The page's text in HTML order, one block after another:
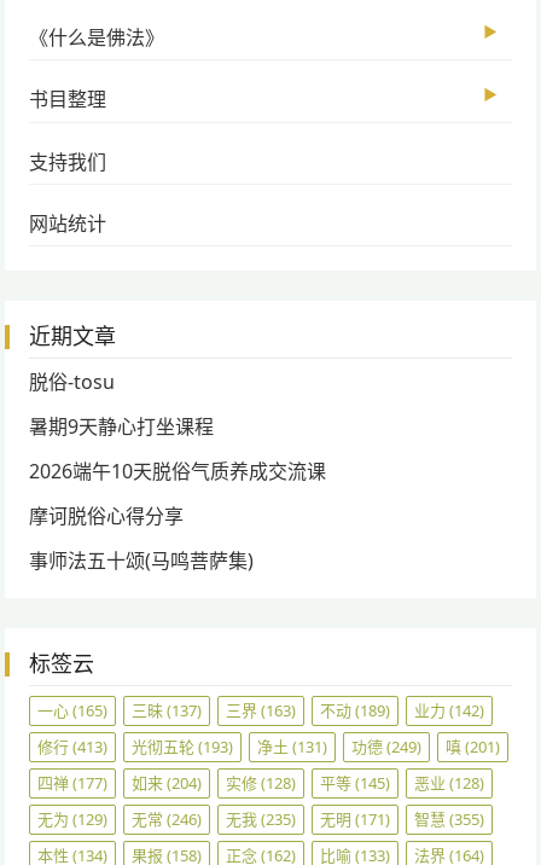
《什么是佛法》 ▶
书目整理 ▶
支持我们
网站统计
近期文章
脱俗-tosu
暑期9天静心打坐课程
2026端午10天脱俗气质养成交流课
摩诃脱俗心得分享
事师法五十颂(马鸣菩萨集)
标签云
一心(165) 三昧(137) 三界(163) 不动(189) 业力 (142)
修行(413) 光彻五轮(193) 净土 (131) 功德(249) 嗔(201)
四禅(177) 如来(204) 实修(128) 平等(145) 恶业 (128)
无为 (129) 无常 (246) 无我(235) 无明 (171) 智慧 (355)
本性 (134) 果报 (158) 正念(162) 比喻(133) 法界(164)